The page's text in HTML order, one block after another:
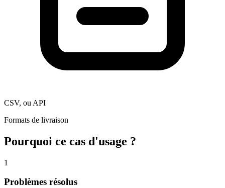
CSV, ou API
Formats de livraison
Pourquoi ce cas d'usage ?
1
Problèmes résolus